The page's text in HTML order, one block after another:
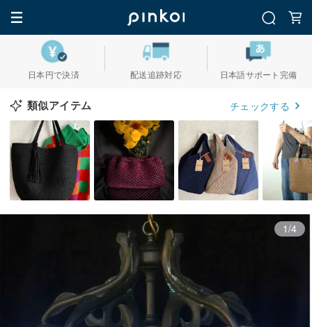
日本円で決済 配送追跡対応 日本語サポート完備
類似アイテム チェックする
1/4